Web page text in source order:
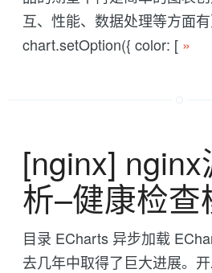
互、性能、数据处理等方面有
chart.setOption({ color: [ »
[nginx]
析--健康检查
目录 ECharts 异步加载
去几年中取得了巨大进展。